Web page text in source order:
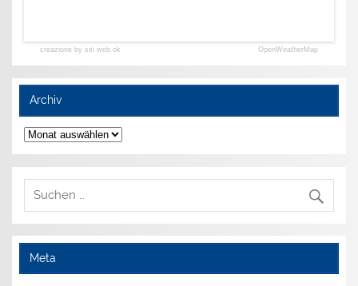
creazione by siti web ok OpenWeatherMap
Archiv
Archiv
Meta